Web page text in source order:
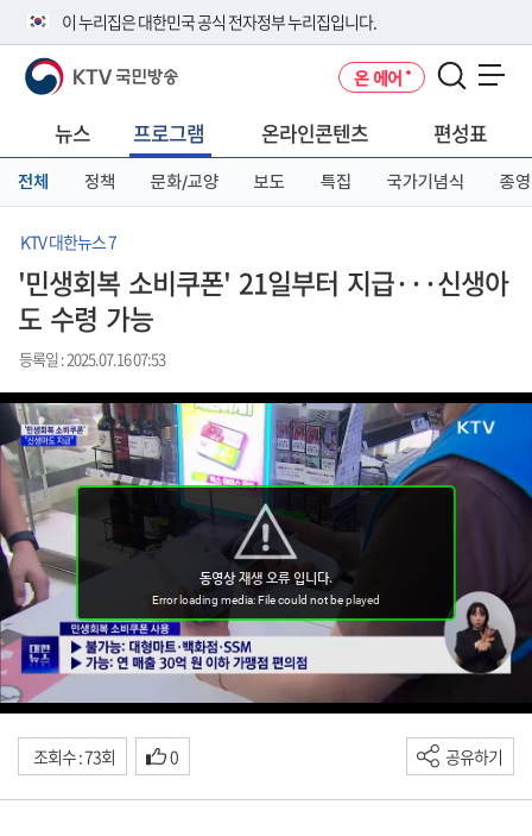
이 누리집은 대한민국 공식 전자정부 누리집입니다.
공식 누리집 주소 확인하기
니다.
이밖에 or.kr 또는 .kr등 다른 도메인 주소를 사용하고 있다면 아래 URL에
서 도메인 주소를 확인해 보세요
KTV 국민방송 온 에어
뉴스 프로그램 온라인콘텐츠 편성표
전체 정책 문화/교양 보도 특집 국가기념식 종영
KTV 대한뉴스 7
'민생회복 소비쿠폰' 21일부터 지급···신생아
도 수령 가능
등록일 : 2025.07.16 07:53
조회수 : 73회 0 공유하기